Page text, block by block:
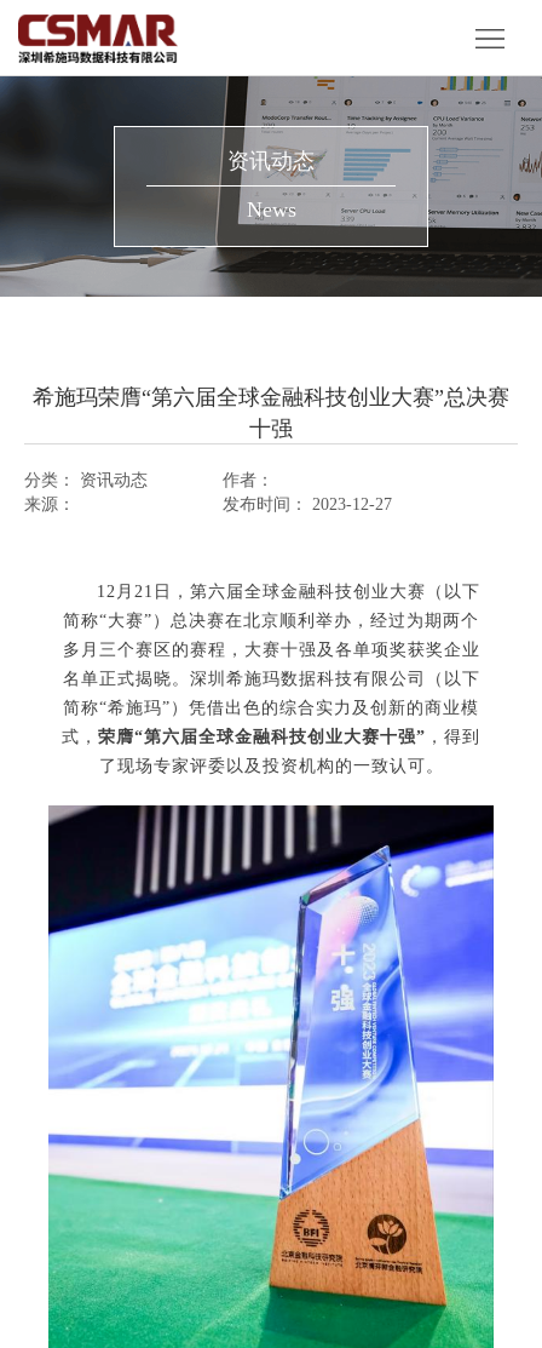
首
页
产
案
案
资讯动态
News
希施玛荣膺“第六届全球金融科技创业大赛”总决赛
十强
分类： 资讯动态
作者：
来源：
发布时间： 2023-12-27
12月21日，第六届全球金融科技创业大赛（以下
简称“大赛”）总决赛在北京顺利举办，经过为期两个
多月三个赛区的赛程，大赛十强及各单项奖获奖企业
名单正式揭晓。深圳希施玛数据科技有限公司（以下
简称“希施玛”）凭借出色的综合实力及创新的商业模
式， 荣膺“第六届全球金融科技创业大赛十强” ，得到
了现场专家评委以及投资机构的一致认可。